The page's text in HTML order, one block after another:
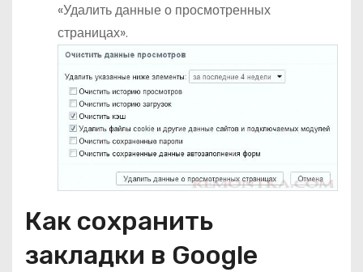
«Удалить данные о просмотренных
страницах».
Как сохранить
закладки в Google